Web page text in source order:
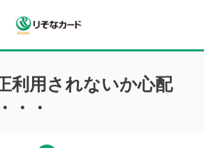
利用されないか心配
・・